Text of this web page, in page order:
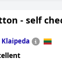
avec des
son
quatre
moderne.
- self
Klaipeda